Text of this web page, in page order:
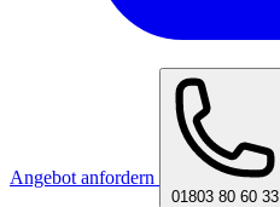
Angebot anfordern
01803 80 60 33